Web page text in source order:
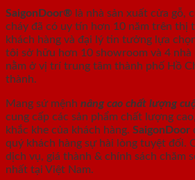
SaigonDoor® là nhà sản xuất cửa gỗ,
cháy đã có uy tín hơn 10 năm trên thị
khách hàng và đại lý tin tưởng lựa
tôi sở hữu hơn 10 showroom và 4 nhà
nằm ở vị trí trung tâm thành phố Hồ
thành.
Mang sứ mệnh nâng cao chất lượng
cung cấp các sản phẩm chất lượng
khắc khe của khách hàng. SaigonDoor
quý khách hàng sự hài lòng tuyệt đối.
dịch vụ, giá thành & chính sách chăm
nhất tại Việt Nam.